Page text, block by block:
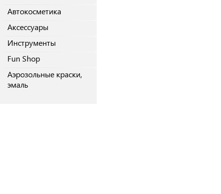
Автокосметика
Аксессуары
Инструменты
Fun Shop
Аэрозольные краски,
эмаль